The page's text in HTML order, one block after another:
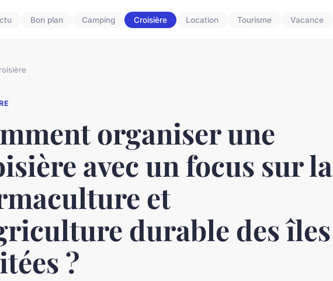
Bon plan Camping Croisière Location Tourisme Vacance
organiser une
avec un focus sur la
et
durable des îles
?